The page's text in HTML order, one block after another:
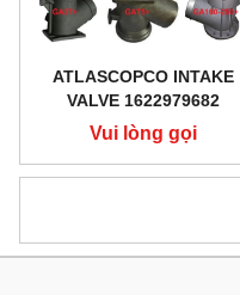
ATLASCOPCO INTAKE
VALVE 1622979682
Vui lòng gọi